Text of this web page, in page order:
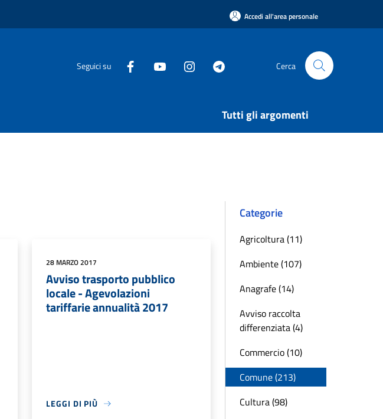
Accedi all'area personale
Seguici su Cerca
Tutti gli argomenti
28 MARZO 2017
Avviso trasporto pubblico
locale - Agevolazioni
tariffarie annualità 2017
LEGGI DI PIÙ
Categorie
Agricoltura (11)
Ambiente (107)
Anagrafe (14)
Avviso raccolta
differenziata (4)
Commercio (10)
Comune (213)
Cultura (98)